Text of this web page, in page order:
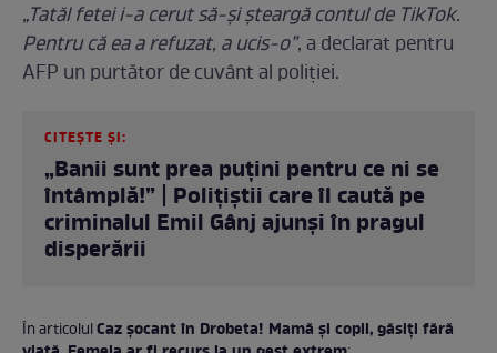
„Tatăl fetei i-a cerut să-şi şteargă contul de TikTok.
Pentru că ea a refuzat, a ucis-o”, a declarat pentru
AFP un purtător de cuvânt al poliţiei.
CITEȘTE ȘI:
„Banii sunt prea puțini pentru ce ni se
întâmplă!” | Polițiștii care îl caută pe
criminalul Emil Gânj ajunşi în pragul
disperării
În articolulCaz șocant în Drobeta! Mamă și copil, găsiți fără